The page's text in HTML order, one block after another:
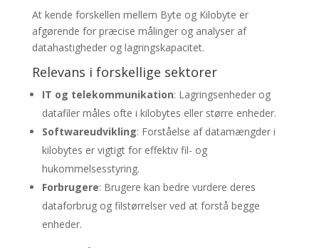
At kende forskellen mellem Byte og Kilobyte er
afgørende for præcise målinger og analyser af
datahastigheder og lagringskapacitet.
Relevans i forskellige sektorer
IT og telekommunikation: Lagringsenheder og
datafiler måles ofte i kilobytes eller større enheder.
Softwareudvikling: Forståelse af datamængder i
kilobytes er vigtigt for effektiv fil- og
hukommelsesstyring.
Forbrugere: Brugere kan bedre vurdere deres
dataforbrug og filstørrelser ved at forstå begge
enheder.